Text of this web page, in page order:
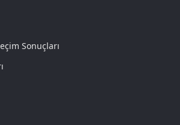
Sonuçları